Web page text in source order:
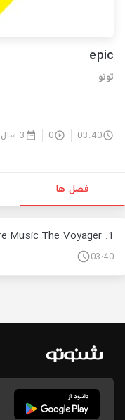
epic
توتو
03:40
0 3 سال پیش
فصل ها
1. Epic Adventure Music The Voyager
03:40